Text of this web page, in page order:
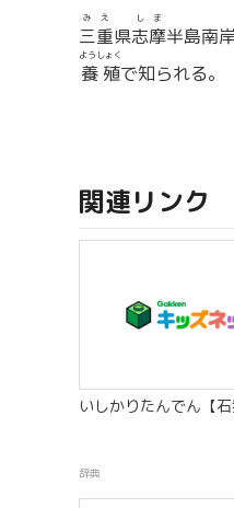
三重
みえ
県志摩
しま
半島南
養殖
ようしょく
で知られる。
関連リンク
いしかりたんでん【石
辞典